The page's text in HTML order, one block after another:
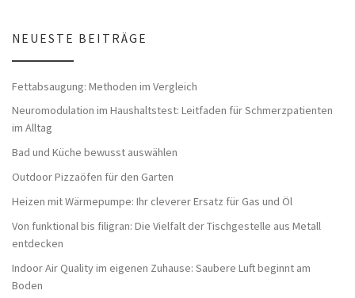
NEUESTE BEITRÄGE
Fettabsaugung: Methoden im Vergleich
Neuromodulation im Haushaltstest: Leitfaden für Schmerzpatienten
im Alltag
Bad und Küche bewusst auswählen
Outdoor Pizzaöfen für den Garten
Heizen mit Wärmepumpe: Ihr cleverer Ersatz für Gas und Öl
Von funktional bis filigran: Die Vielfalt der Tischgestelle aus Metall
entdecken
Indoor Air Quality im eigenen Zuhause: Saubere Luft beginnt am
Boden